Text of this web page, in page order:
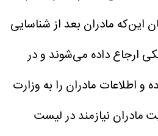
این‌که مادران بعد از شناسایی
ارجاع داده می‌شوند و در
و اطلاعات مادران را به وزارت
مادران نیازمند در لیست